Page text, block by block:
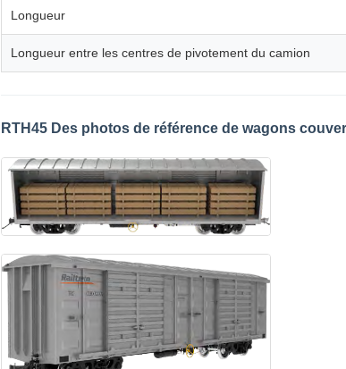
Longueur
Longueur entre les centres de pivotement du camion
RTH45 Des photos de référence de wagons